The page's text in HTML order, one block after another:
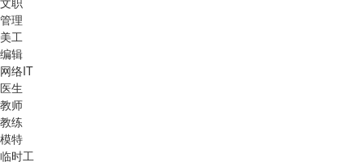
管理
美工
编辑
网络IT
医生
教师
教练
模特
临时工